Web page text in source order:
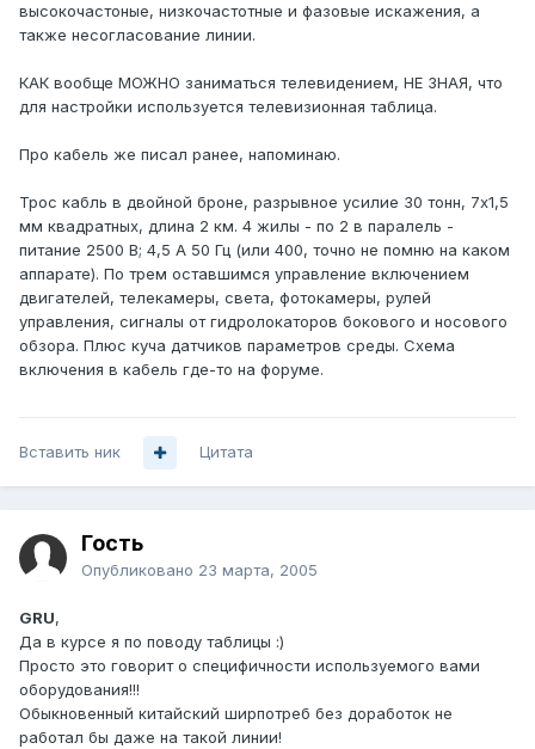
высокочастоные, низкочастотные и фазовые искажения, а
также несогласование линии.
КАК вообще МОЖНО заниматься телевидением, НЕ ЗНАЯ, что
для настройки используется телевизионная таблица.
Про кабель же писал ранее, напоминаю.
Трос кабль в двойной броне, разрывное усилие 30 тонн, 7х1,5
мм квадратных, длина 2 км. 4 жилы - по 2 в паралель -
питание 2500 В; 4,5 А 50 Гц (или 400, точно не помню на каком
аппарате). По трем оставшимся управление включением
двигателей, телекамеры, света, фотокамеры, рулей
управления, сигналы от гидролокаторов бокового и носового
обзора. Плюс куча датчиков параметров среды. Схема
включения в кабель где-то на форуме.
Вставить ник Цитата
Гость
Опубликовано 23 марта, 2005
GRU,
Да в курсе я по поводу таблицы :)
Просто это говорит о специфичности используемого вами
оборудования!!!
Обыкновенный китайский ширпотреб без доработок не
работал бы даже на такой линии!